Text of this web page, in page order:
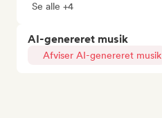
Se alle +4
AI-genereret musik
Afviser AI-genereret musik